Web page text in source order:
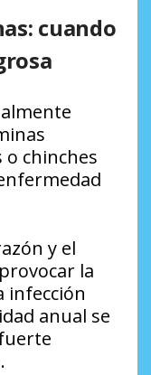
cuando
o chinches
y el
la
infección
anual se